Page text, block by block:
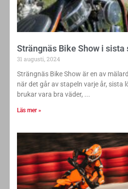
Strängnäs Bike Show i sista
31 augusti, 2024
Strängnäs Bike Show är en av
när det går av stapeln varje år, sista
brukar vara bra väder,
Läs mer »